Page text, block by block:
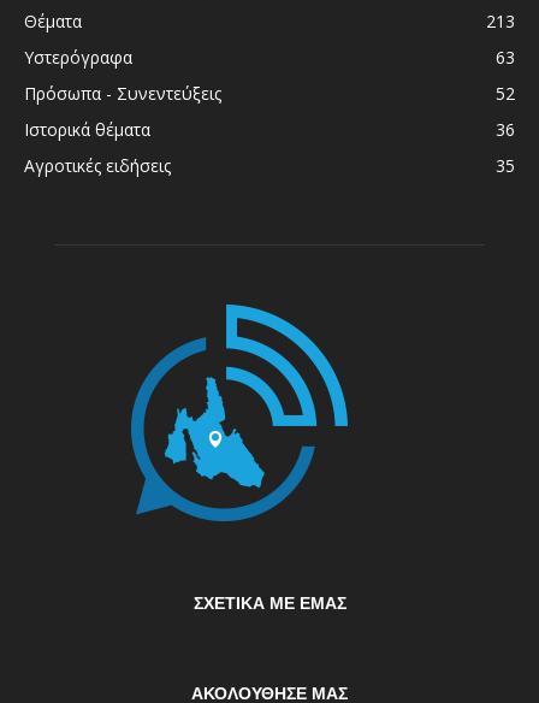
Θέματα
213
Υστερόγραφα
63
Πρόσωπα - Συνεντεύξεις
52
Ιστορικά θέματα
36
Αγροτικές ειδήσεις
35
ΣΧΕΤΙΚΆ ΜΕ ΕΜΆΣ
ΑΚΟΛΟΥΘΗΣΕ ΜΑΣ